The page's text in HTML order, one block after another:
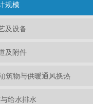
规模
及设备
及附件
)筑物与供暖通风换热
给水排水